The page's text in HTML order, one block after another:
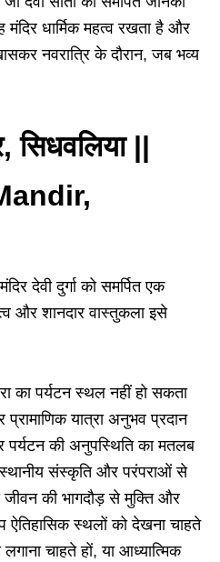
मंदिर धार्मिक महत्व रखता है और
नवरात्रि के दौरान, जब भव्य
सिधवलिया ||
देवी दुर्गा को समर्पित एक
और शानदार वास्तुकला इसे
का पर्यटन स्थल नहीं हो सकता
यात्रा अनुभव प्रदान
की अनुपस्थिति का मतलब
संस्कृति और परंपराओं से
की भागदौड़ से मुक्ति और
ऐतिहासिक स्थलों को देखना चाहते
चाहते हों, या आध्यात्मिक